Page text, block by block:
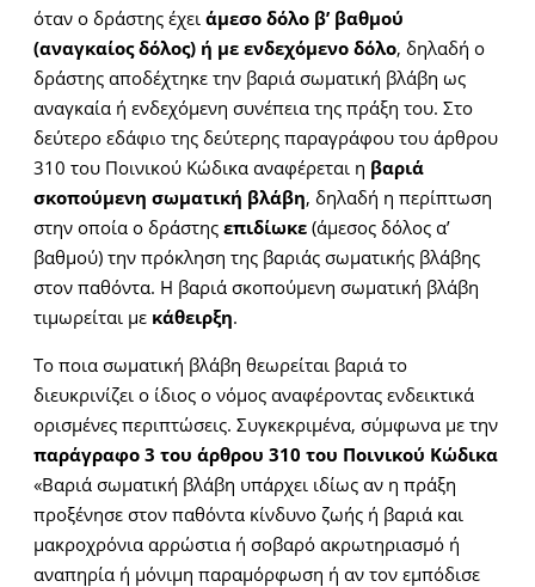
όταν ο δράστης έχει άμεσο δόλο β’ βαθμού
(αναγκαίος δόλος) ή με ενδεχόμενο δόλο, δηλαδή ο
δράστης αποδέχτηκε την βαριά σωματική βλάβη ως
αναγκαία ή ενδεχόμενη συνέπεια της πράξη του. Στο
δεύτερο εδάφιο της δεύτερης παραγράφου του άρθρου
310 του Ποινικού Κώδικα αναφέρεται η βαριά
σκοπούμενη σωματική βλάβη, δηλαδή η περίπτωση
στην οποία ο δράστης επιδίωκε (άμεσος δόλος α’
βαθμού) την πρόκληση της βαριάς σωματικής βλάβης
στον παθόντα. Η βαριά σκοπούμενη σωματική βλάβη
τιμωρείται με κάθειρξη.
Το ποια σωματική βλάβη θεωρείται βαριά το
διευκρινίζει ο ίδιος ο νόμος αναφέροντας ενδεικτικά
ορισμένες περιπτώσεις. Συγκεκριμένα, σύμφωνα με την
παράγραφο 3 του άρθρου 310 του Ποινικού Κώδικα
«Βαριά σωματική βλάβη υπάρχει ιδίως αν η πράξη
προξένησε στον παθόντα κίνδυνο ζωής ή βαριά και
μακροχρόνια αρρώστια ή σοβαρό ακρωτηριασμό ή
αναπηρία ή μόνιμη παραμόρφωση ή αν τον εμπόδισε